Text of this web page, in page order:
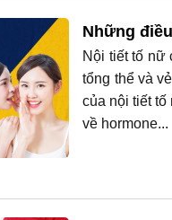
Những
Nội tiết tố nữ
tổng thể và
của nội tiết
về hormone...